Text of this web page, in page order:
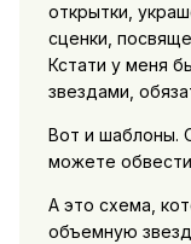
открытки,
сценки,
Кстати у меня
звездами,
Вот и шаблоны.
можете обвести
А это схема,
объемную